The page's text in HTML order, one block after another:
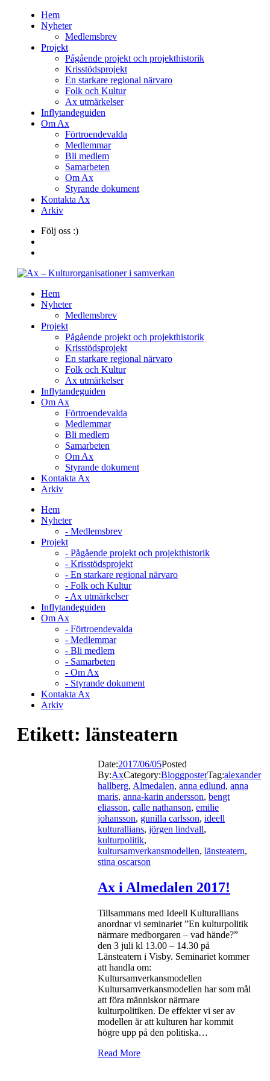
Hem
Nyheter
Medlemsbrev
Projekt
Pågående projekt och projekthistorik
Krisstödsprojekt
En starkare regional närvaro
Folk och Kultur
Ax utmärkelser
Inflytandeguiden
Om Ax
Förtroendevalda
Medlemmar
Bli medlem
Samarbeten
Om Ax
Styrande dokument
Kontakta Ax
Arkiv
Följ oss :)
Hem
Nyheter
Medlemsbrev
Projekt
Pågående projekt och projekthistorik
Krisstödsprojekt
En starkare regional närvaro
Folk och Kultur
Ax utmärkelser
Inflytandeguiden
Om Ax
Förtroendevalda
Medlemmar
Bli medlem
Samarbeten
Om Ax
Styrande dokument
Kontakta Ax
Arkiv
Hem
Nyheter
- Medlemsbrev
Projekt
- Pågående projekt och projekthistorik
- Krisstödsprojekt
- En starkare regional närvaro
- Folk och Kultur
- Ax utmärkelser
Inflytandeguiden
Om Ax
- Förtroendevalda
- Medlemmar
- Bli medlem
- Samarbeten
- Om Ax
- Styrande dokument
Kontakta Ax
Arkiv
Etikett: länsteatern
Date:2017/06/05Posted
By:AxCategory:BloggposterTag:alexander
hallberg, Almedalen,anna edlund,anna
maris,anna-karin andersson,bengt
eliasson,calle nathanson,emilie
johansson, gunilla carlsson,ideell
kulturallians,jörgen lindvall,
kulturpolitik,
kultursamverkansmodellen,länsteatern,
stina oscarson
Ax i Almedalen 2017!
Tillsammans med Ideell Kulturallians
anordnar vi seminariet ”En kulturpolitik
närmare medborgaren – vad hände?”
den 3 juli kl 13.00 – 14.30 på
Länsteatern i Visby. Seminariet kommer
att handla om:
Kultursamverkansmodellen
Kultursamverkansmodellen har som mål
att föra människor närmare
kulturpolitiken. De effekter vi ser av
modellen är att kulturen har kommit
högre upp på den politiska…
Read More